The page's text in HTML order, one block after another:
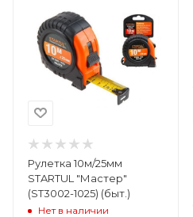
Рулетка 10м/25мм
STARTUL "Мастер"
(ST3002-1025) (быт.)
Нет в наличии